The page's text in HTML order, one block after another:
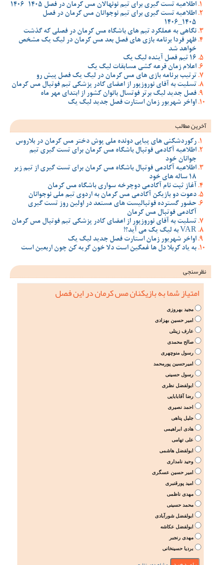
اطلاعیه تست گیری برای تیم نونهالان مس کرمان در فصل 1405-1406
اطلاعیه تست گیری برای تیم نوجوانان مس کرمان در فصل
1405_1406
نگاهی به عملکرد تیم های باشگاه مس کرمان در فصلی که گذشت
ظهر فردا برنامه بازی های فصل بعد مس کرمان در لیگ یک مشخص
خواهد شد
16 تیم فصل آینده لیگ یک
اعلام زمان قرعه کشی مسابقات لیگ یک
ترتیب برنامه بازی های مس کرمان در لیگ یک فصل پیش رو
تسلیت به آقای نوروزپور از اعضای کادر پزشکی تیم فوتبال مس کرمان
فصل جدید لیگ برتر فوتسال بانوان کشور از ابتدای مهر ماه
اواخر شهریور زمان استارت فصل جدید لیگ یک
آخرین مطالب
رکوردشکنی های پیاپی دونده ملی پوش دختر مس کرمان در بلاروس
اطلاعیه آکادمی فوتبال باشگاه مس کرمان برای تست گیری تیم
جوانان خود
اطلاعیه آکادمی فوتبال باشگاه مس کرمان برای تست گیری از تیم زیر
18 ساله های خود
آغاز ثبت نام آکادمی دوچرخه سواری باشگاه مس کرمان
دعوت دو بازیکن آکادمی مس کرمان به اردوی تیم ملی نوجوانان
حضور گسترده فوتبالیست های مستعد در اولین روز تست گیری
آکادمی فوتبال مس کرمان
تسلیت به آقای نوروزپور از اعضای کادر پزشکی تیم فوتبال مس کرمان
VAR به لیگ یک می آید؟!
اواخر شهریور زمان استارت فصل جدید لیگ یک
به یاد کربلا دل ها غمگین است دلا خون گریه کن چون اربعین است
نظرسنجی
امتیاز شما به بازیکنان مس کرمان در این فصل
مجید بهروزی
امیر حسین بهزادی
عارف زینلی
صالح محمدی
رسول منوچهری
امیرحسین پورمحمد
رسول حسینی
ابولفضل نظری
رضا آقابابایی
احمد نصیری
جلیل پناهی
هادی ابراهیمی
علی تهامی
ابولفضل هاشمی
وحید نامداری
امیر حسین عسگری
امید پورقنبری
مهدی ناظمی
محمد حسینی
ابولفضل شورآبادی
ابولفضل عکاشه
مهدی رنجبر
بردیا حسینخانی